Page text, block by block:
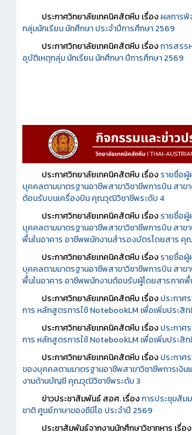
ประกาศวิทยาลัยเทคนิคสัตหีบ เรื่องผลการ
กลุ่มนักเรียน นักศึกษา ประจำปีการศึกษา 2569
ประกาศวิทยาลัยเทคนิคสัตหีบ เรื่องการสรร
อุบัติเหตุกลุ่ม นักเรียน นักศึกษา ปีการศึกษา 2569
ประกาศวิทยาลัยเทคนิคสัตหีบ เรื่องรายชื่อผู้
บุคคลตามมาตรฐานอาชีพสาขาวิชาชีพการบิน สา
ต้อนรับบนเครื่องบิน คุณวุฒิวิชาชีพระดับ 4
ประกาศวิทยาลัยเทคนิคสัตหีบ เรื่องรายชื่อผู้
บุคคลตามมาตรฐานอาชีพสาขาวิชาชีพการบิน สา
พื้นในอาคาร อาชีพพนักงานสำรองบัตรโดยสาร
ประกาศวิทยาลัยเทคนิคสัตหีบ เรื่องรายชื่อผู้
บุคคลตามมาตรฐานอาชีพสาขาวิชาชีพการบิน สา
พื้นในอาคาร อาชีพพนักงานต้อนรับผู้โดยสารภาค
ประกาศวิทยาลัยเทคนิคสัตหีบ เรื่องประกาศ
การ หลักสูตรการใช้ NotebookLM เพื่อเพิ่มประสิท
ประกาศวิทยาลัยเทคนิคสัตหีบ เรื่องประกาศ
การ หลักสูตรการใช้ NotebookLM เพื่อเพิ่มประสิท
ประกาศวิทยาลัยเทคนิคสัตหีบ เรื่องประกาศ
ของบุคคลตามมาตรฐานอาชีพสาขาวิชาชีพการเ
งานด้านบัญชี คุณวุฒิวิชาชีพระดับ 3
ข่าวประชาสัมพันธ์ สอศ.เรื่องการประชุมสัม
ชาติ ศูนย์ภาษาของซีมีโอ ประจำปี 2569
ประชาสัมพันธ์จากงานนักศึกษาวิชาทหาร เรื่อง